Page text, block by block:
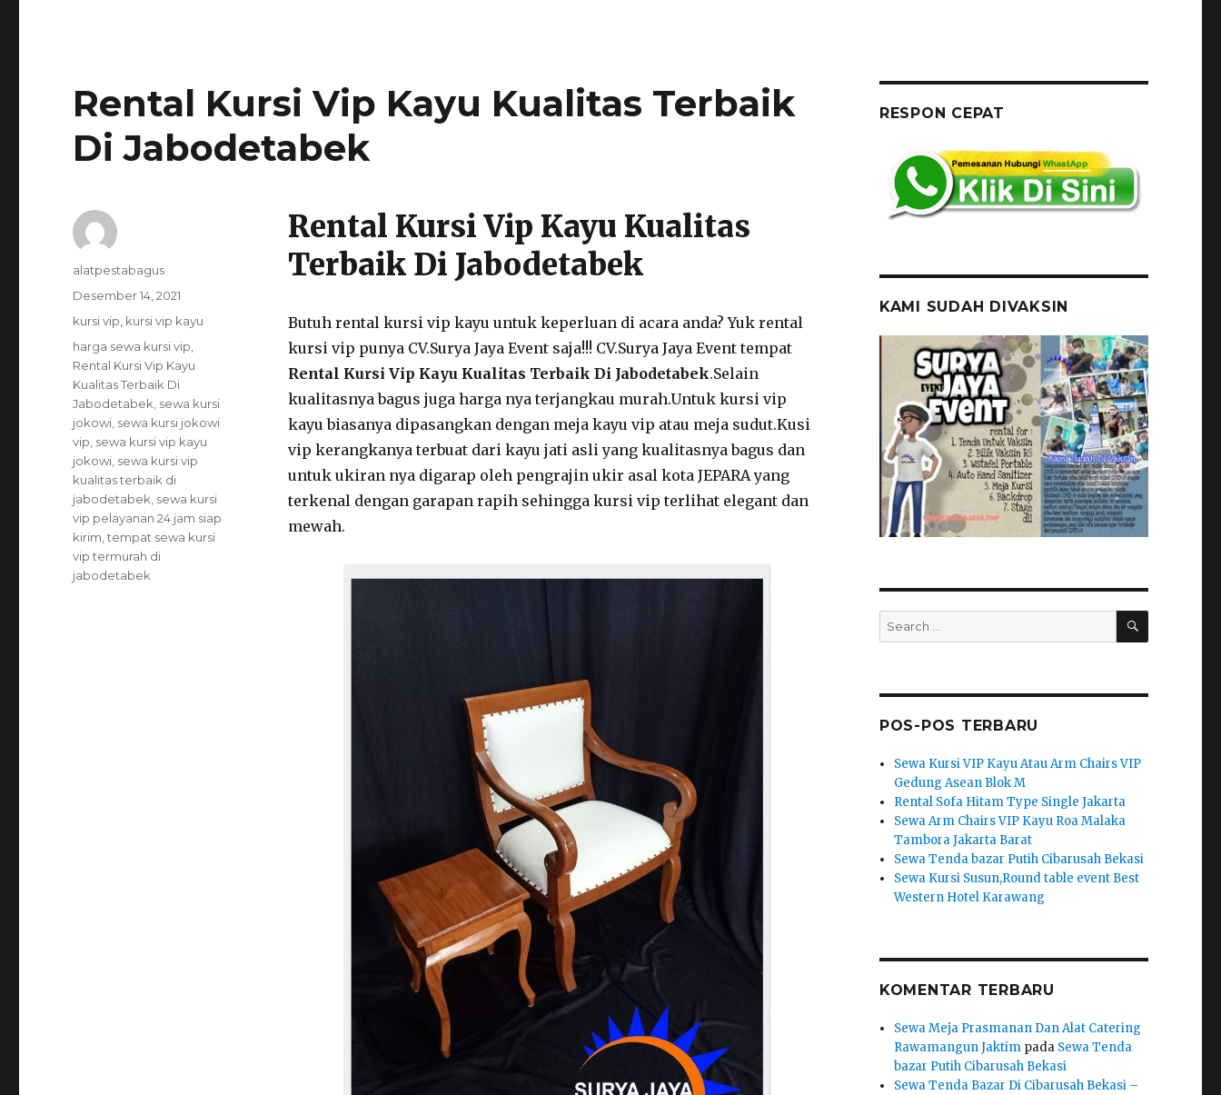
Rental Kursi Vip Kayu Kualitas Terbaik
Di Jabodetabek
Rental Kursi Vip Kayu Kualitas
Terbaik Di Jabodetabek
Butuh rental kursi vip kayu untuk keperluan di acara anda? Yuk rental
kursi vip punya CV.Surya Jaya Event saja!!! CV.Surya Jaya Event tempat
Rental Kursi Vip Kayu Kualitas Terbaik Di Jabodetabek.Selain
kualitasnya bagus juga harga nya terjangkau murah.Untuk kursi vip
kayu biasanya dipasangkan dengan meja kayu vip atau meja sudut.Kusi
vip kerangkanya terbuat dari kayu jati asli yang kualitasnya bagus dan
untuk ukiran nya digarap oleh pengrajin ukir asal kota JEPARA yang
terkenal dengan garapan rapih sehingga kursi vip terlihat elegant dan
mewah.
Author
alatpestabagus
Posted
on
Desember 14, 2021
Categories
kursi vip kursi vip kayu
Tags
harga sewa kursi vip
Rental Kursi Vip Kayu
Kualitas Terbaik Di
Jabodetabek sewa kursi
jokowi sewa kursi jokowi
vip sewa kursi vip kayu
jokowi sewa kursi vip
kualitas terbaik di
jabodetabek sewa kursi
vip pelayanan 24 jam siap
kirim ,tempat sewa kursi
vip termurah di
jabodetabek
RESPON CEPAT
KAMI SUDAH DIVAKSIN
Search
for:
SEARCH
POS-POS TERBARU
Sewa Kursi VIP Kayu Atau Arm Chairs VIP
Gedung Asean Blok M
Rental Sofa Hitam Type Single Jakarta
Sewa Arm Chairs VIP Kayu Roa Malaka
Tambora Jakarta Barat
Sewa Tenda bazar Putih Cibarusah Bekasi
Sewa Kursi Susun,Round table event Best
Western Hotel Karawang
KOMENTAR TERBARU
Sewa Meja Prasmanan Dan Alat Catering
Rawamangun Jaktim pada Sewa Tenda
bazar Putih Cibarusah Bekasi
Sewa Tenda Bazar Di Cibarusah Bekasi –